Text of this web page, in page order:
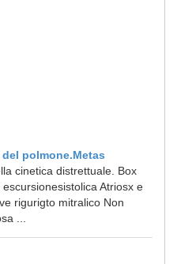
polmone.Metas
cinetica distrettuale. Box
Atriosx e
rigurigto mitralico Non
...